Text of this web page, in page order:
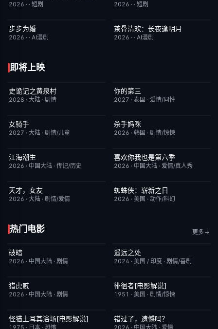
2026 · · 短剧 2026 · · 短剧
完结
步步为婚
2026 · · AI漫剧
完结
茶骨清欢：长夜逢明月
2026 · · AI漫剧
即将上映
6月23日更新
史诡记之黄泉村
2028 · 大陆 · 剧情
更新至第02集
你的第三
2027 · 泰国 · 爱情/同性
7月15日更新
女骑手
2027 · 大陆 · 剧情/儿童
更新至第03集
杀手妈咪
2026 · 韩国 · 剧情/惊悚
更新至第26集
江海潮生
2026 · 中国大陆 · 传记/历史
今日更新
喜欢你我也是第六季
2026 · 中国大陆 · 爱情/真人秀
更新至第18集
天才，女友
2026 · 大陆 · 剧情/爱情
TC中字
蜘蛛侠：崭新之日
2026 · 美国 · 动作/科幻
热门电影 更多
今日更新
破暗
2026 · 中国大陆 · 剧情
今日更新
遥远之处
2024 · 美国 / 印度 · 剧情/喜剧
今日更新
猎虎贰
2026 · 中国大陆 · 剧情
已完结
徘徊者[电影解说]
1951 · 美国 · 剧情/惊悚
已完结
怪猫土耳其浴场[电影解说]
1975 · 日本 · 恐怖
HD国语
错过了，遗憾吗？
2026 · 中国大陆 · 爱情